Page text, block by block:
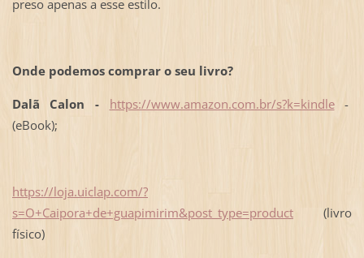
preso apenas a esse estilo.
Onde podemos comprar o seu livro?
Dalã Calon - https://www.amazon.com.br/s?k=kindle-
(eBook);
https://loja.uiclap.com/?
s=O+Caipora+de+guapimirim&post_type=product(livro
físico)